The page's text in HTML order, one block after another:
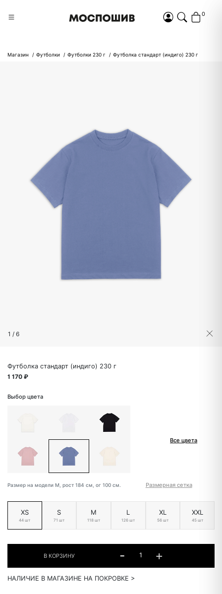
0
Магазин Футболки Футболки 230 г Футболка стандарт (индиго) 230 г
1 / 6
Футболка стандарт (индиго) 230 г
1 170 ₽
Выбор цвета
Все цвета
Размер на модели М, рост 184 см, ог 100 см. Размерная сетка
XS
44 шт
S
71 шт
M
118 шт
L
126 шт
XL
56 шт
XXL
45 шт
НАЛИЧИЕ В МАГАЗИНЕ НА ПОКРОВКЕ >